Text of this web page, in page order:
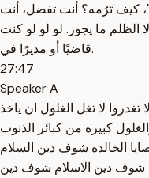
كيف تَرُمه؟ أنت تفضل، أنت
الظلم ما يجوز. لو لو لو كنت
قاضيًا أو مديرًا في.
27:47
Speaker A
تغدروا لا تغل الغلول ان ياخذ
كبيره من كبائر الذنوب
الخالده شوف دين السلام
شوف دين الاسلام شوف دين